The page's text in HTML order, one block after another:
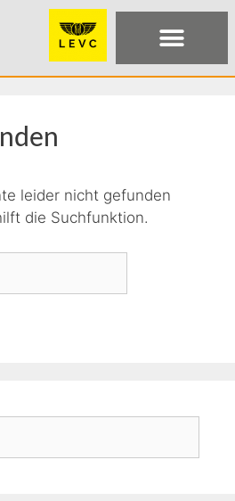
leider nicht gefunden
die Suchfunktion.